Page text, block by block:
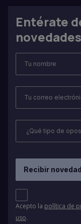
Entérate
Acepto la política de
uso.